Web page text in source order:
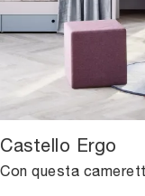
Castello Ergo